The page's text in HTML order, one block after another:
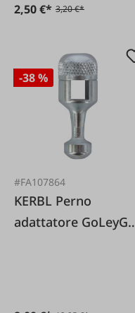
2,50 €* 3,20 €*
-38 %
#FA107864
KERBL Perno
adattatore GoLeyGo